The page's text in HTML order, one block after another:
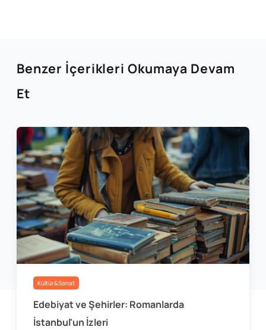
Benzer İçerikleri Okumaya Devam
Et
Kültür&Sanat
Edebiyat ve Şehirler: Romanlarda
İstanbul'un İzleri